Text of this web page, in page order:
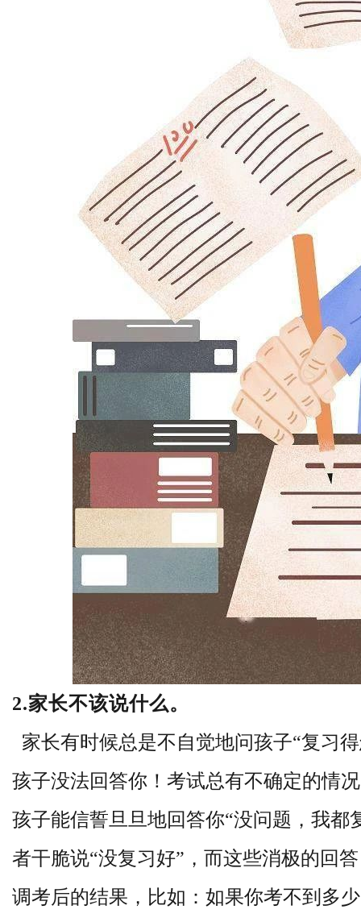
2.家长不该说什么。
家长有时候总是不自觉地问孩子“复习
孩子没法回答你！ 考试总有不确定的情
孩子能信誓旦旦地回答你“没问题，我都
者干脆说“没复习好” ，而这些消极的回
调考后的结果，比如： 如果你考不到多